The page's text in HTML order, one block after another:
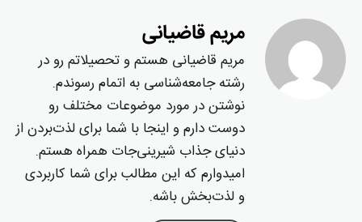
مریم قاضیانی
مریم قاضیانی هستم و تحصیلاتم رو در
رشته جامعه‌شناسی به اتمام رسوندم.
نوشتن در مورد موضوعات مختلف رو
دوست دارم و اینجا با شما برای لذت‌بردن از
دنیای جذاب شیرینی‌جات همراه هستم.
امیدوارم که این مطالب برای شما کاربردی
و لذت‌بخش باشه.